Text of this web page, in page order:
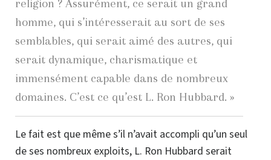
religion ? Assurément, ce serait un grand
homme, qui s’intéresserait au sort de ses
semblables, qui serait aimé des autres, qui
serait dynamique, charismatique et
immensément capable dans de nombreux
domaines. C’est ce qu’est L. Ron Hubbard. »
Le fait est que même s’il n’avait accompli qu’un seul
de ses nombreux exploits, L. Ron Hubbard serait